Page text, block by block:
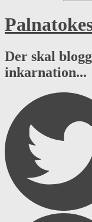
Der skal
inkarnation...